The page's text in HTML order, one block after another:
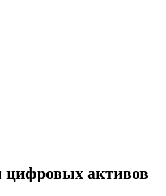
цифровых активов